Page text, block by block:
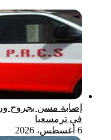
إصابة مسن بجروح
في ترمسعيا
6 أغسطس، 2026